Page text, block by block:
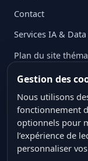
Contact
Services IA & Data
Plan du site
Mentions légales
Politique de
Politique des
Conditions
Gestion des
Nous utilisons
fonctionnement
optionnels pour
l’expérience de
personnaliser